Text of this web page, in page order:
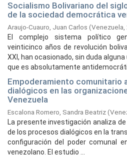
Socialismo Bolivariano del
de la sociedad democrática
Araujo-Cuauro, Juan Carlos (Venezuela,
El complejo sistema político
veinticinco años de revolución
XXI, han ocasionado, sin duda
que es absolutamente
Empoderamiento comunitario
dialógicos en las
Venezuela
Escalona Romero, Sandra Beatriz(
La presente investigación analiza
de los procesos dialógicos en la
configuración del poder comunal
venezolano. El estudio ...